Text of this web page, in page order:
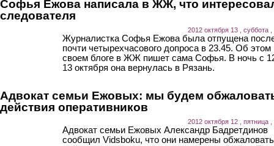
Софья Ежова написала в ЖЖ, что
следователя
2012 октября 13 , суббота ,
Журналистка Софья Ежова была отпущена
почти четырехчасового допроса в 23.45. Об этом
своем блоге в ЖЖ пишет сама Софья. В ночь с
13 октября она вернулась в Рязань.
Адвокат семьи Ежовых: мы будем
действия оперативников
2012 октября 12 , пятница ,
Адвокат семьи Ежовых Александр Бадретдинов
сообщил Vidsboku, что они намерены обжаловать